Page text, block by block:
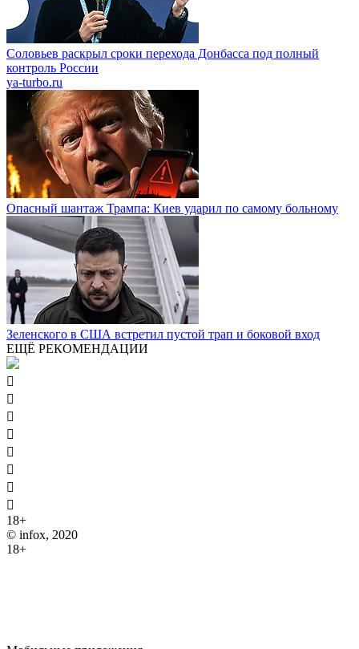
Соловьев раскрыл сроки перехода Донбасса под полный
контроль России
ya-turbo.ru
Опасный шантаж Трампа: Киев ударил по самому больному
Зеленского в США встретил пустой трап и боковой вход
ЕЩЁ РЕКОМЕНДАЦИИ








18+
© infox, 2020
18+